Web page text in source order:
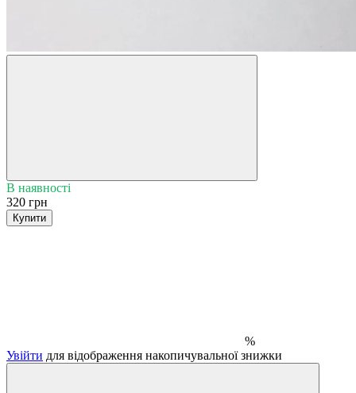
В наявності
320 грн
Купити
%
Увійти для відображення накопичувальної знижки